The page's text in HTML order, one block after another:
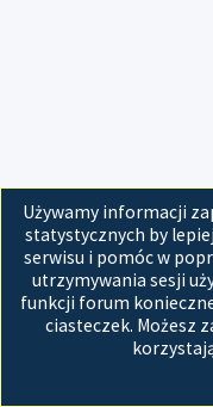
Używamy informacji
statystycznych by
serwisu i pomóc w
utrzymywania sesji
funkcji forum
ciasteczek. Możesz